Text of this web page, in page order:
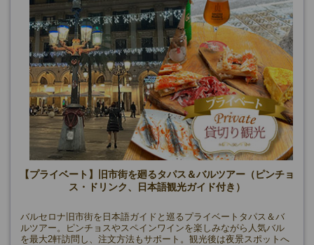
【プライベート】旧市街を廻るタパス＆バルツアー（ピンチョ
ス・ドリンク、日本語観光ガイド付き）
バルセロナ旧市街を日本語ガイドと巡るプライベートタパス＆バ
ルツアー。ピンチョスやスペインワインを楽しみながら人気バル
を最大2軒訪問し、注文方法もサポート。観光後は夜景スポットへ